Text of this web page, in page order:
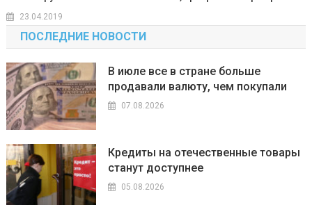
23.04.2019
ПОСЛЕДНИЕ НОВОСТИ
В июле все в стране больше
продавали валюту, чем покупали
07.08.2026
Кредиты на отечественные товары
станут доступнее
05.08.2026